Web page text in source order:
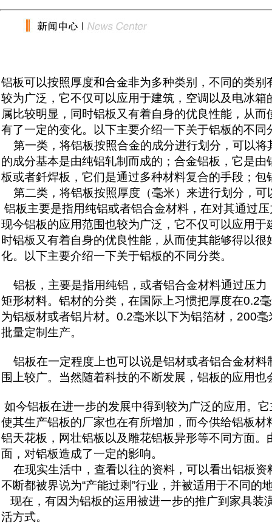
铝板可以按照厚度和合金非为多种类别，不同的类
较为广泛，它不仅可以应用于建筑，空调以及电冰
属比较明显，同时铝板又有着自身的优良性能，从
有了一定的变化。以下主要介绍一下关于铝板的不同
第一类，将铝板按照合金的成分进行划分，可以
的成分基本是由纯铝轧制而成的；合金铝板，它是
板或者釺焊板，它们是通过多种材料复合的手段；
第二类，将铝板按照厚度（毫米）来进行划分，
铝板主要是指用纯铝或者铝合金材料，在对其通过
现今铝板的应用范围也较为广泛，它不仅可以应用
时铝板又有着自身的优良性能，从而使其能够得以
化。以下主要介绍一下关于铝板的不同分类。
铝板，主要是指用纯铝，或者铝合金材料通过压
矩形材料。铝材的分类，在国际上习惯把厚度在0.2
为铝板材或者铝片材。0.2毫米以下为铝箔材，200
批量定制生产。
铝板在一定程度上也可以说是铝材或者铝合金材
围上较广。当然随着科技的不断发展，铝板的应用
如今铝板在进一步的发展中得到较为广泛的应用。
使其生产铝板的厂家也在有所增加，而今供给铝板
铝天花板，网壮铝板以及雕花铝板异形等不同方面
面，对铝板造成了一定的影响。
在现实生活中，查看以往的资料，可以看出铝板
不断都被界说为“产能过剩”行业，并被适用于不同
现在，有因为铝板的运用被进一步的推广到家具装
活方式。